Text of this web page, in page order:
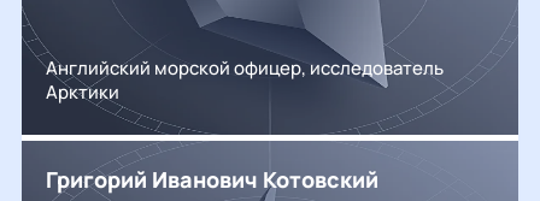
Английский морской офицер, исследователь
Арктики
Григорий Иванович Котовский